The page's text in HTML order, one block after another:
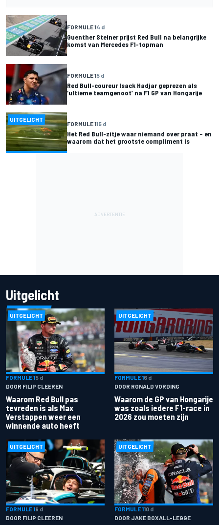
FORMULE 14 d
Guenther Steiner prijst Red Bull na belangrijke
komst van Mercedes F1-topman
FORMULE 15 d
Red Bull-coureur Isack Hadjar geprezen als
‘ultieme teamgenoot’ na F1 GP van Hongarije
UITGELICHT
FORMULE 115 d
Het Red Bull-zitje waar niemand over praat – en
waarom dat het grootste compliment is
Uitgelicht
UITGELICHT
FORMULE 15 d
DOOR FILIP CLEEREN
Waarom Red Bull pas
tevreden is als Max
Verstappen weer een
winnende auto heeft
UITGELICHT
FORMULE 16 d
DOOR RONALD VORDING
Waarom de GP van Hongarije
was zoals iedere F1-race in
2026 zou moeten zijn
UITGELICHT
FORMULE 19 d
DOOR FILIP CLEEREN
UITGELICHT
FORMULE 110 d
DOOR JAKE BOXALL-LEGGE